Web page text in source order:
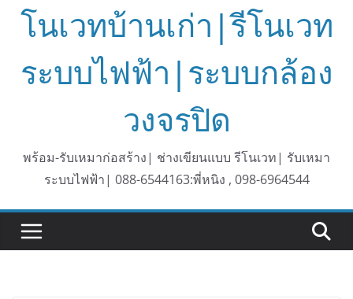
โนเวทบ้านเก่า|รีโนเวท
ระบบไฟฟ้า|ระบบกล้อง
วงจรปิด
พร้อม-รับเหมาก่อสร้าง| ช่างเขียนแบบ รีโนเวท| รับเหมา
ระบบไฟฟ้า| 088-6544163:พี่หนิง , 098-6964544